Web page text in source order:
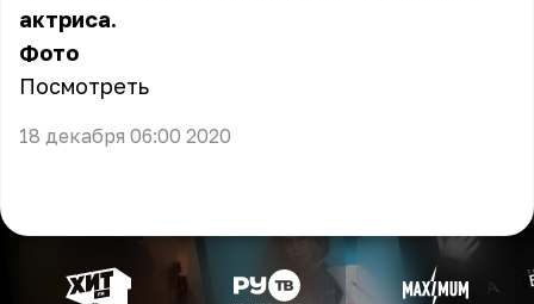
актриса.
Фото
Посмотреть
18 декабря 06:00 2020